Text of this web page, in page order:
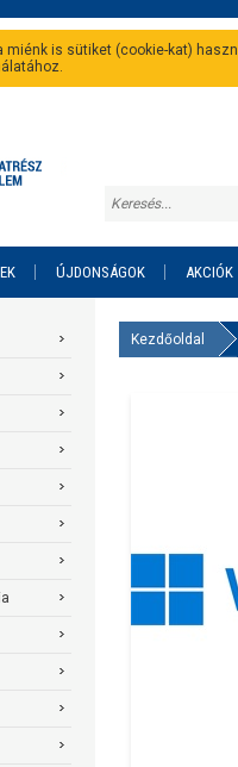
miénk is sütiket (cookie-kat)
ÚJDONSÁGOK AKCIÓK
Kezdőoldal